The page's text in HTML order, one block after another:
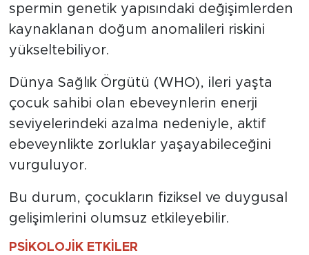
spermin genetik yapısındaki değişimlerden
kaynaklanan doğum anomalileri riskini
yükseltebiliyor.
Dünya Sağlık Örgütü (WHO), ileri yaşta
çocuk sahibi olan ebeveynlerin enerji
seviyelerindeki azalma nedeniyle, aktif
ebeveynlikte zorluklar yaşayabileceğini
vurguluyor.
Bu durum, çocukların fiziksel ve duygusal
gelişimlerini olumsuz etkileyebilir.
PSİKOLOJİK ETKİLER